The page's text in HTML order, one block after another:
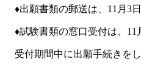
♦出願書類の郵送は、11月3
♦試験書類の窓口受付は、11
受付期間中に出願手続きをし